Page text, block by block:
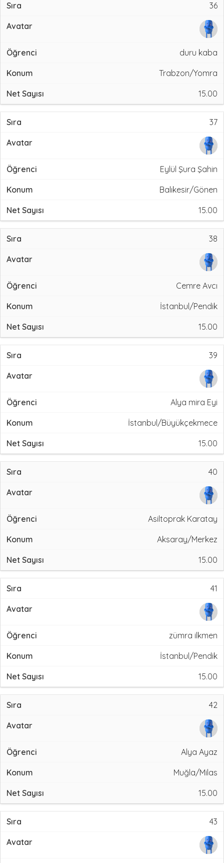
36
duru kaba
Trabzon/Yomra
15.00
37
Eylül Şura Şahin
Balıkesir/Gönen
15.00
38
Cemre Avcı
İstanbul/Pendik
15.00
39
Alya mira Eyi
İstanbul/Büyükçekmece
15.00
40
Asiltoprak Karatay
Aksaray/Merkez
15.00
41
zümra ilkmen
İstanbul/Pendik
15.00
42
Alya Ayaz
Muğla/Milas
15.00
43